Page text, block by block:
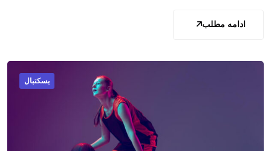
ادامه مطلب
بسکتبال